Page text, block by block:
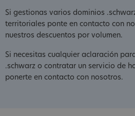
Si gestionas varios dominios
territoriales ponte en contacto con
nuestros descuentos por volumen.
Si necesitas cualquier aclaración
.schwarz o contratar un servicio de
ponerte en contacto con nosotros.